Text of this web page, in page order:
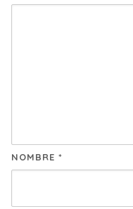
NOMBRE *